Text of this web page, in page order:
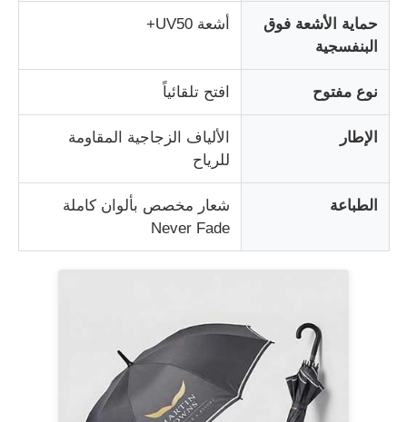
المظلات الإبداعية
حماية الأشعة فوق
البنفسجية
أشعة UV50+
نوع مفتوح افتح تلقائياً
الإطار
الألياف الزجاجية المقاومة
للرياح
الطباعة
شعار مخصص بألوان كاملة
Never Fade